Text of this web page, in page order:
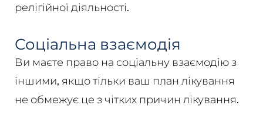
релігійної діяльності.
Соціальна взаємодія
Ви маєте право на соціальну взаємодію з
іншими, якщо тільки ваш план лікування
не обмежує це з чітких причин лікування.